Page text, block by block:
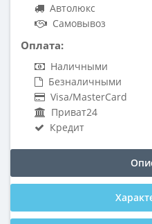
Автолюкс
Самовывоз
Оплата:
Наличными
Безналичными
Visa/MasterCard
Приват24
Кредит